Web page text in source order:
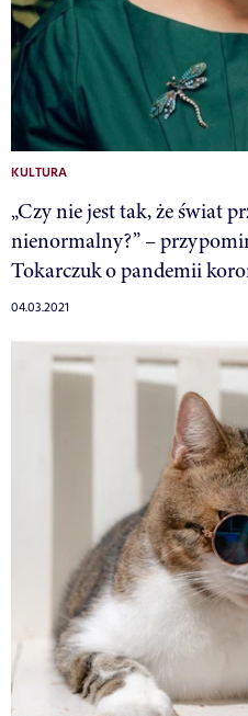
KULTURA
„Czy nie jest tak, że świat
nienormalny?” –
Tokarczuk o pandemii
04.03.2021